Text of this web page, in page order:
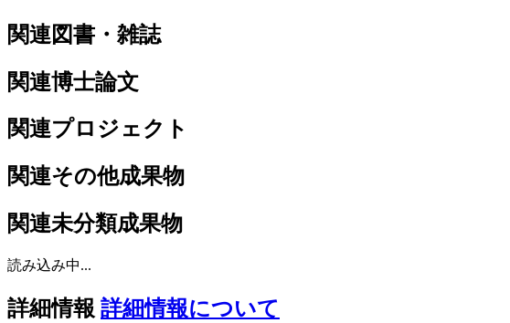
関連図書・雑誌
関連博士論文
関連プロジェクト
関連その他成果物
関連未分類成果物
読み込み中...
詳細情報 詳細情報について